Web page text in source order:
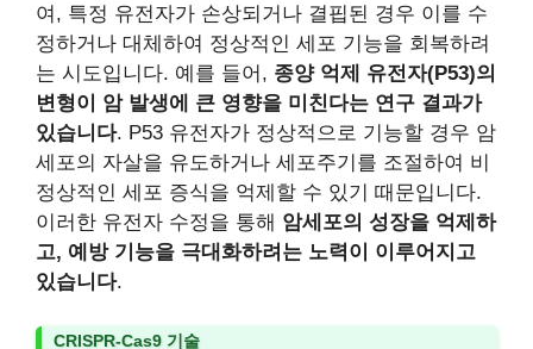
여, 특정 유전자가 손상되거나 결핍된 경우 이를 수
정하거나 대체하여 정상적인 세포 기능을 회복하려
는 시도입니다. 예를 들어, 종양 억제 유전자(P53)의
변형이 암 발생에 큰 영향을 미친다는 연구 결과가
있습니다. P53 유전자가 정상적으로 기능할 경우 암
세포의 자살을 유도하거나 세포주기를 조절하여 비
정상적인 세포 증식을 억제할 수 있기 때문입니다.
이러한 유전자 수정을 통해 암세포의 성장을 억제하
고, 예방 기능을 극대화하려는 노력이 이루어지고
있습니다.
CRISPR-Cas9 기술